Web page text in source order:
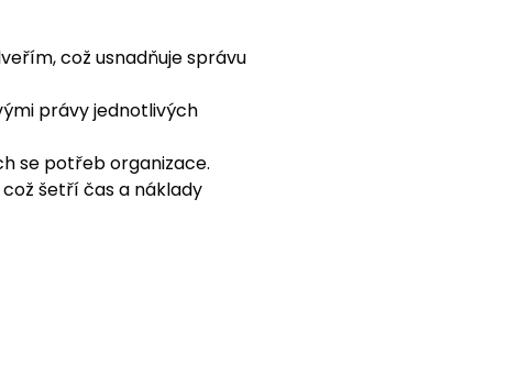
což usnadňuje správu
právy jednotlivých
se potřeb organizace.
šetří čas a náklady